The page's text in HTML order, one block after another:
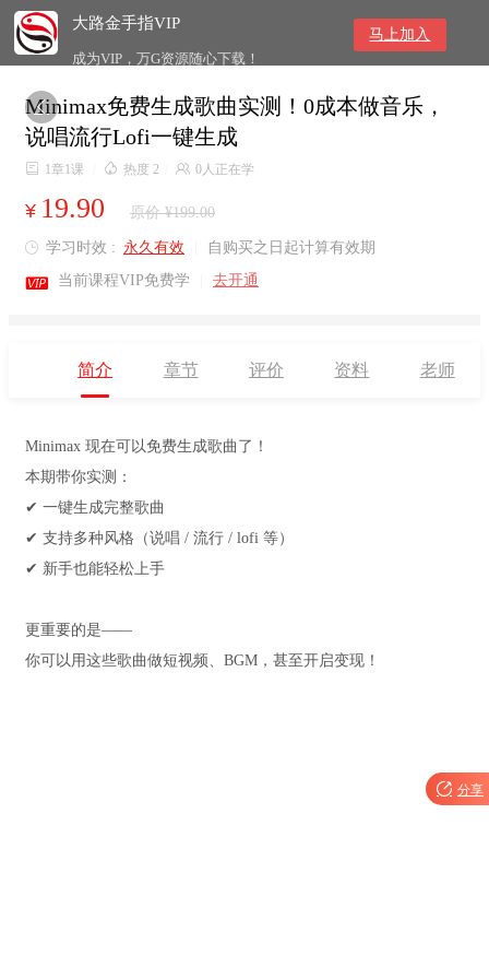
大路金手指VIP
成为VIP，万G资源随心下载！
马上加入

Minimax免费生成歌曲实测！0成本做音乐，
说唱流行Lofi一键生成
 1章1课  热度 2  0人正在学
¥ 19.90 原价 ¥199.00
 学习时效 : 永久有效 自购买之日起计算有效期
 当前课程VIP免费学 去开通
简介 章节 评价 资料 老师
Minimax 现在可以免费生成歌曲了！
本期带你实测：
✔ 一键生成完整歌曲
✔ 支持多种风格（说唱 / 流行 / lofi 等）
✔ 新手也能轻松上手
更重要的是——
你可以用这些歌曲做短视频、BGM，甚至开启变现！
 分享